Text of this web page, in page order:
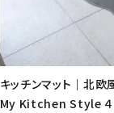
キッチンマット｜北
My Kitchen Style ４